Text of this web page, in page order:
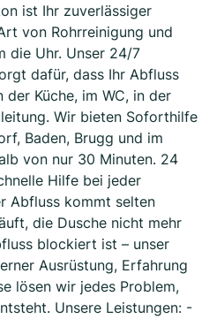
ist Ihr zuverlässiger
von Rohrreinigung und
die Uhr. Unser 24/7
dafür, dass Ihr Abfluss
Küche, im WC, in der
Wir bieten Soforthilfe
Baden, Brugg und im
von nur 30 Minuten. 24
Hilfe bei jeder
Abfluss kommt selten
die Dusche nicht mehr
blockiert ist – unser
Ausrüstung, Erfahrung
lösen wir jedes Problem,
Unsere Leistungen: -